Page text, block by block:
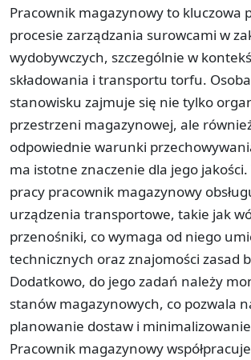
Pracownik magazynowy to kluczowa
procesie zarządzania surowcami w
wydobywczych, szczególnie w
składowania i transportu torfu.
stanowisku zajmuje się nie tylko
przestrzeni magazynowej, ale
odpowiednie warunki
ma istotne znaczenie dla jego
pracy pracownik magazynowy
urządzenia transportowe, takie jak
przenośniki, co wymaga od niego
technicznych oraz znajomości zasad
Dodatkowo, do jego zadań należy
stanów magazynowych, co pozwala
planowanie dostaw i
Pracownik magazynowy